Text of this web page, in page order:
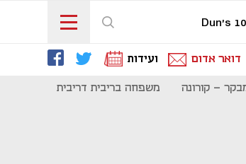
Dun's
דואר אדום ועידות
- קורונה משפחה בריבית דריבית